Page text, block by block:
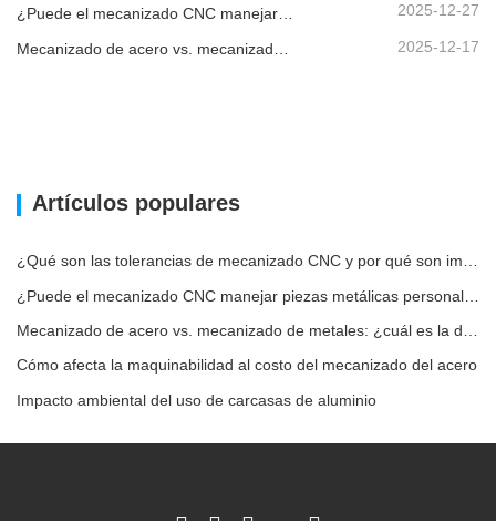
2025-12-27
2025-12-17
Artículos populares
¿Qué son las tolerancias de mecanizado CNC y por qué son importantes?
Cómo afecta la maquinabilidad al costo del mecanizado del acero
Impacto ambiental del uso de carcasas de aluminio